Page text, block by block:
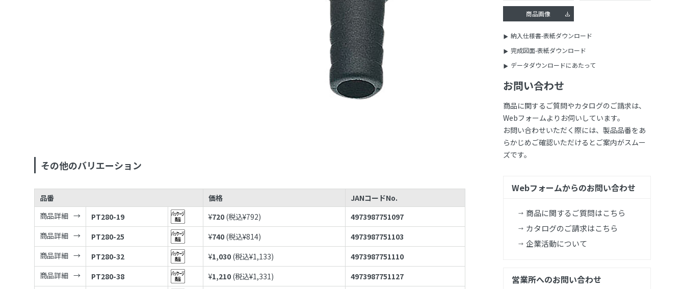
その他のバリエーション
品番 価格
JANコードNo.
商品詳細
PT280-19 ¥720 (税込¥792)
4973987751097
商品詳細
PT280-25 ¥740 (税込¥814)
4973987751103
商品詳細
PT280-32 ¥1,030 (税込¥1,133)
4973987751110
商品詳細
PT280-38 ¥1,210 (税込¥1,331)
4973987751127
商品画像
納入仕様書-表紙ダウンロード
完成図面-表紙ダウンロード
データダウンロードにあたって
お問い合わせ
商品に関するご質問やカタログのご請求は、
Webフォームよりお伺いしています。
お問い合わせいただく際には、製品品番をあ
らかじめご確認いただけるとご案内がスムー
ズです。
Webフォームからのお問い合わせ
商品に関するご質問はこちら
カタログのご請求はこちら
企業活動について
営業所へのお問い合わせ